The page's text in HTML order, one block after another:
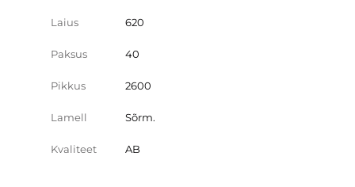
Laius 620
Paksus 40
Pikkus 2600
Lamell Sõrm.
Kvaliteet AB